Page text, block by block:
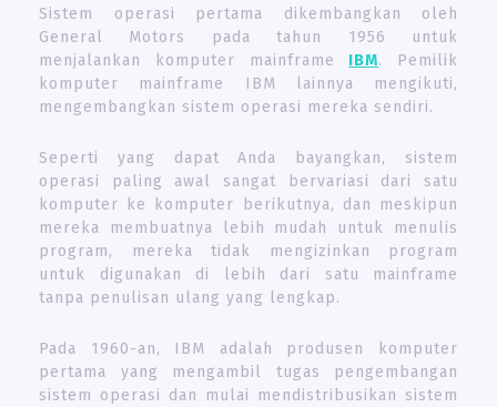
Sistem operasi pertama dikembangkan oleh
General Motors pada tahun 1956 untuk
menjalankan komputer mainframe IBM. Pemilik
komputer mainframe IBM lainnya mengikuti,
mengembangkan sistem operasi mereka sendiri.
Seperti yang dapat Anda bayangkan, sistem
operasi paling awal sangat bervariasi dari satu
komputer ke komputer berikutnya, dan meskipun
mereka membuatnya lebih mudah untuk menulis
program, mereka tidak mengizinkan program
untuk digunakan di lebih dari satu mainframe
tanpa penulisan ulang yang lengkap.
Pada 1960-an, IBM adalah produsen komputer
pertama yang mengambil tugas pengembangan
sistem operasi dan mulai mendistribusikan sistem